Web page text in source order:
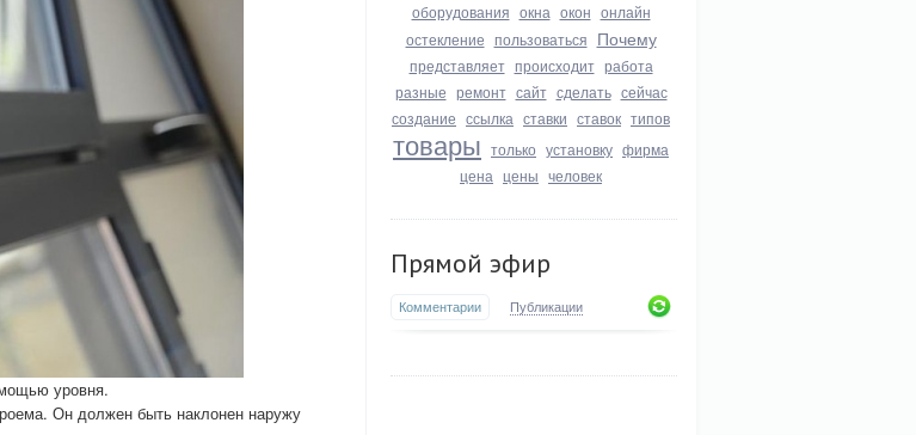
оборудования окна окон онлайн
остекление пользоваться Почему
представляет происходит работа
разные ремонт сайт сделать сейчас
создание ссылка ставки ставок типов
товары только установку фирма
цена цены человек
Прямой эфир
Комментарии Публикации
уровня.
Он должен быть наклонен наружу